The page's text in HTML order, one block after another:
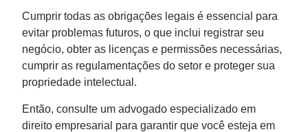
Cumprir todas as obrigações legais é essencial para
evitar problemas futuros, o que inclui registrar seu
negócio, obter as licenças e permissões necessárias,
cumprir as regulamentações do setor e proteger sua
propriedade intelectual.
Então, consulte um advogado especializado em
direito empresarial para garantir que você esteja em